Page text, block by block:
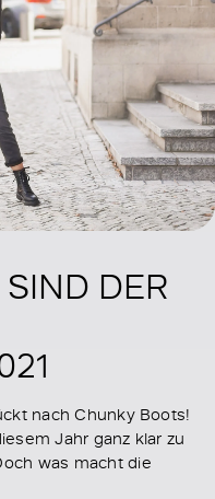
DER
nach Chunky Boots!
Jahr ganz klar zu
was macht die